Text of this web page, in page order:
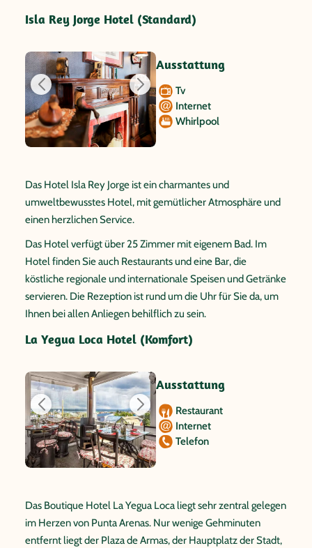
Isla Rey Jorge Hotel (Standard)
Ausstattung
Tv
Internet
Whirlpool
Das Hotel Isla Rey Jorge ist ein charmantes und
umweltbewusstes Hotel, mit gemütlicher Atmosphäre und
einen herzlichen Service.
Das Hotel verfügt über 25 Zimmer mit eigenem Bad. Im
Hotel finden Sie auch Restaurants und eine Bar, die
köstliche regionale und internationale Speisen und Getränke
servieren. Die Rezeption ist rund um die Uhr für Sie da, um
Ihnen bei allen Anliegen behilflich zu sein.
La Yegua Loca Hotel (Komfort)
Ausstattung
Restaurant
Internet
Telefon
Das Boutique Hotel La Yegua Loca liegt sehr zentral gelegen
im Herzen von Punta Arenas. Nur wenige Gehminuten
entfernt liegt der Plaza de Armas, der Hauptplatz der Stadt,